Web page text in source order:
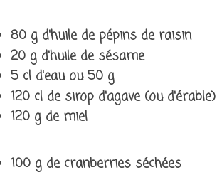
80 g d'huile de pépins de raisin
20 g d'huile de sésame
5 cl d'eau ou 50 g
120 cl de sirop d'agave (ou d'érable)
120 g de miel
100 g de cranberries séchées